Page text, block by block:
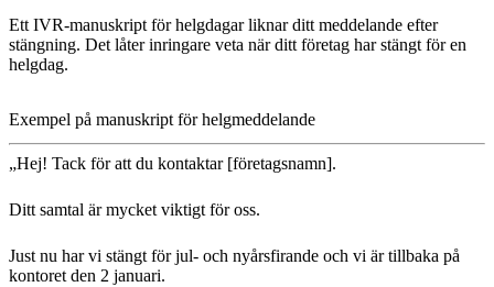
Ett IVR-manuskript för helgdagar liknar ditt meddelande efter
stängning. Det låter inringare veta när ditt företag har stängt för en
helgdag.
Exempel på manuskript för helgmeddelande
„Hej! Tack för att du kontaktar [företagsnamn].
Ditt samtal är mycket viktigt för oss.
Just nu har vi stängt för jul- och nyårsfirande och vi är tillbaka på
kontoret den 2 januari.